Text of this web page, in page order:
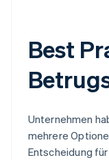
Best
Unternehmen
mehrere
Entscheidung